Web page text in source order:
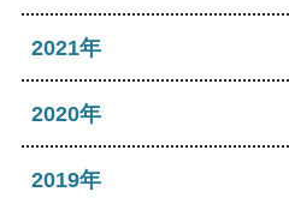
2026年03月
2026年02月
2025年08月
2025年07月
2025年06月
2024年10月
2024年08月
2024年07月
2023年10月
2023年08月
2022年12月
2022年10月
2021年
2021年12月
2020年
2020年12月
2019年